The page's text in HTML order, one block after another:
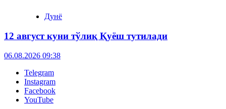
Дунё
12 август куни тўлиқ Қуёш тутилади
06.08.2026 09:38
Telegram
Instagram
Facebook
YouTube